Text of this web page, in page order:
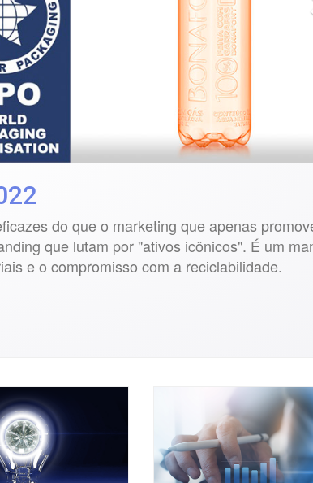
do que o marketing que apenas
que lutam por "ativos icônicos". É um
e o compromisso com a reciclabilidade.